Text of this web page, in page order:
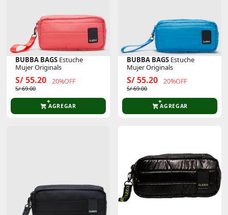
BUBBA BAGS Estuche
Mujer Originals
S/ 55.20 20%OFF
S/ 69.00
AGREGAR
BUBBA BAGS Estuche
Mujer Originals
S/ 55.20 20%OFF
S/ 69.00
AGREGAR